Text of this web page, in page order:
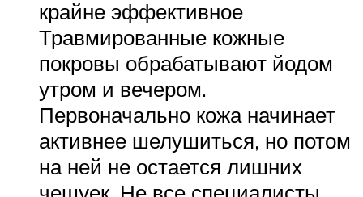
крайне эффективное
Травмированные кожные
покровы обрабатывают йодом
утром и вечером.
Первоначально кожа начинает
активнее шелушиться, но потом
на ней не остается лишних